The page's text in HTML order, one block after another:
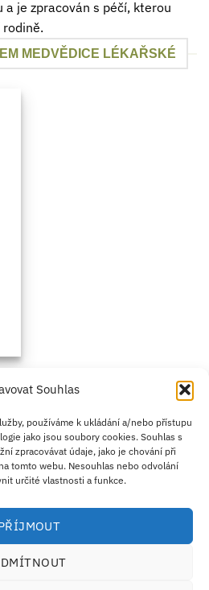
Souhlas
používáme k ukládání a/nebo přístupu
jako jsou soubory cookies. Souhlas s
zpracovávat údaje, jako je chování při
tomto webu. Nesouhlas nebo odvolání
určité vlastnosti a funkce.
a je zpracován s péčí, kterou
MEDVĚDICE LÉKAŘSKÉ
Klarna
Apple
Pay
Google
Pay
PayPal
ZÁSADY VRÁCENÍ ZBOŽÍ
KONTAKT O NÁS B2B
IMPRINT
ZÁSADY COOKIES
law office, 1303 Sofia, Bulharsko
support@ecosupplements.eu